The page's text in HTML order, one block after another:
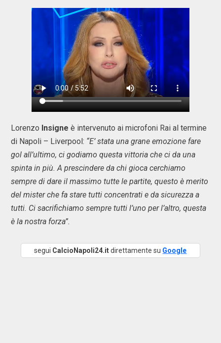
Lorenzo Insigne è intervenuto ai microfoni Rai al termine
di Napoli – Liverpool: “E’ stata una grane emozione fare
gol all’ultimo, ci godiamo questa vittoria che ci da una
spinta in più. A prescindere da chi gioca cerchiamo
sempre di dare il massimo tutte le partite, questo è merito
del mister che fa stare tutti concentrati e da sicurezza a
tutti. Ci sacrifichiamo sempre tutti l’uno per l’altro, questa
è la nostra forza”.
segui CalcioNapoli24.itdirettamente su Google